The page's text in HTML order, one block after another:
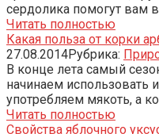
сердолика помогут вам
Читать полностью
Какая польза от корки
27.08.2014Рубрика:
В конце лета самый
начинаем использовать
употребляем мякоть, а
Читать полностью
Свойства яблочного